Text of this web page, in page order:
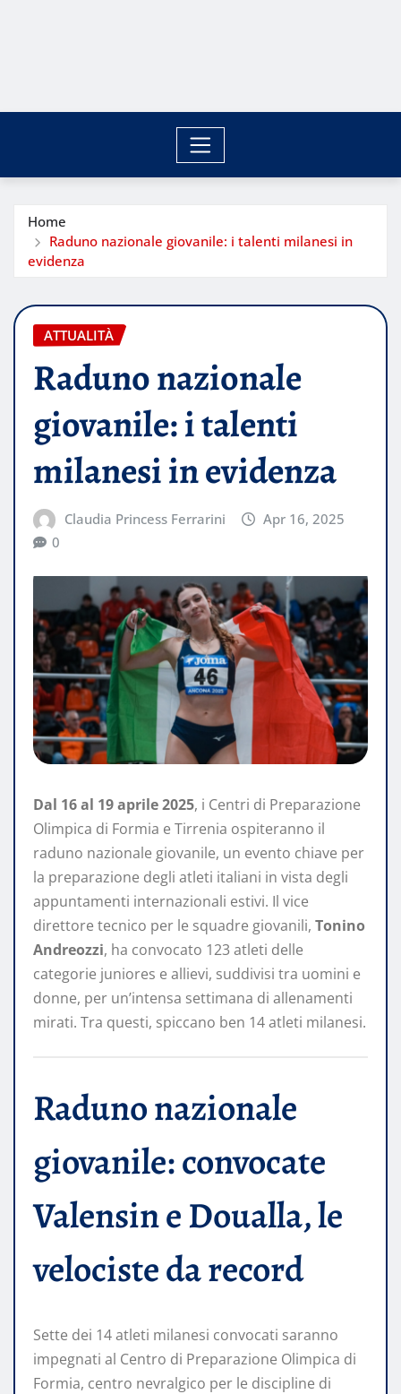
Home
Raduno nazionale giovanile: i talenti milanesi in
evidenza
ATTUALITÀ
Raduno nazionale
giovanile: i talenti
milanesi in evidenza
Claudia Princess Ferrarini
Apr 16, 2025
0
Dal 16 al 19 aprile 2025, i Centri di Preparazione
Olimpica di Formia e Tirrenia ospiteranno il
raduno nazionale giovanile, un evento chiave per
la preparazione degli atleti italiani in vista degli
appuntamenti internazionali estivi. Il vice
direttore tecnico per le squadre giovanili, Tonino
Andreozzi, ha convocato 123 atleti delle
categorie juniores e allievi, suddivisi tra uomini e
donne, per un’intensa settimana di allenamenti
mirati. Tra questi, spiccano ben 14 atleti milanesi.
Raduno nazionale
giovanile: convocate
Valensin e Doualla, le
velociste da record
Sette dei 14 atleti milanesi convocati saranno
impegnati al Centro di Preparazione Olimpica di
Formia, centro nevralgico per le discipline di